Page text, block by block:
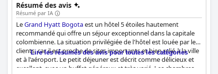
Résumé des avis
Résumé par IA
LeGrand Hyatt Bogotaest un hôtel 5 étoiles hautement
recommandé qui offre un séjour exceptionnel dans la capitale
colombienne. La situation privilégiée de l'hôtel est louée par les
clients, car il est proche de sites importants et bien relié à la ville
et à l'aéroport. Le petit déjeuner est décrit comme délicieux et
excellent, avec un buffet généreux et très varié. Les chambres
Lire les résumés des avis pour toutes les catégories